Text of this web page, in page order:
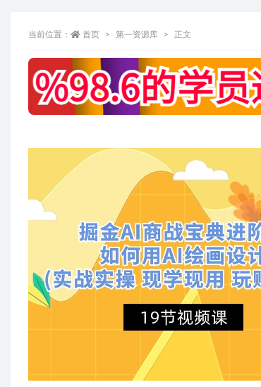
当前位置： 首页 第一资源库 正文